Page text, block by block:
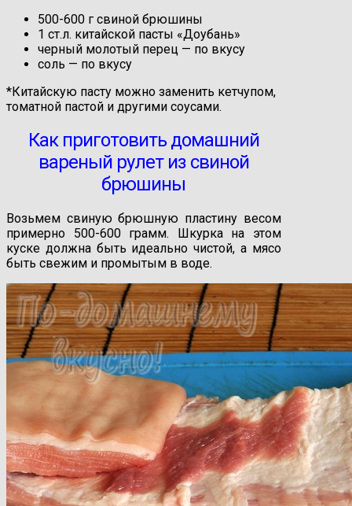
500-600 г свиной брюшины
1 ст.л. китайской пасты «Доубань»
черный молотый перец — по вкусу
соль — по вкусу
*Китайскую пасту можно заменить кетчупом,
томатной пастой и другими соусами.
Как приготовить домашний
вареный рулет из свиной
брюшины
Возьмем свиную брюшную пластину весом
примерно 500-600 грамм. Шкурка на этом
куске должна быть идеально чистой, а мясо
быть свежим и промытым в воде.